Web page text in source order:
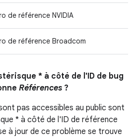
de référence NVIDIA
de référence Broadcom
* à côté de l'ID de bug
Références ?
pas accessibles au public sont
* à côté de l'ID de référence
à jour de ce problème se trouve